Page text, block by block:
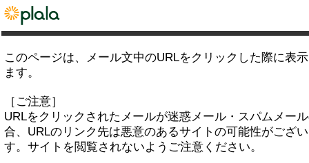
このページは、メール文中のURLをクリックした際に表
ます。
［ご注意］
URLをクリックされたメールが迷惑メール・スパムメー
合、URLのリンク先は悪意のあるサイトの可能性がござ
す。サイトを閲覧されないようご注意ください。